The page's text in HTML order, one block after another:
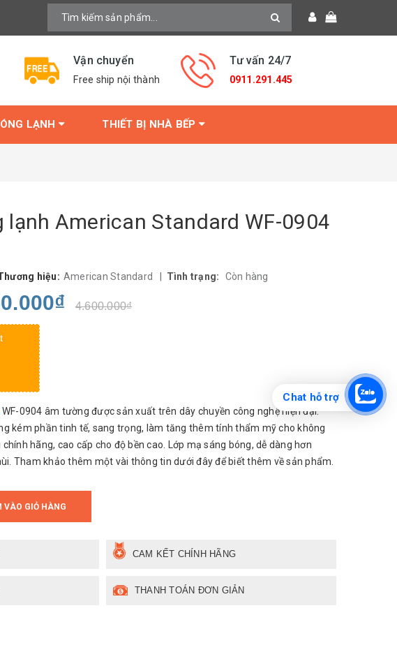
Vận chuyển
Free ship nội thành
Tư vấn 24/7
0911.291.445
LẠNH THIẾT BỊ NHÀ BẾP
lạnh American Standard WF-0904
hiệu: American Standard Tình trạng: Còn hàng
4.600.000₫
WF-0904 âm tường được sản xuất trên dây chuyền công nghệ hiện đại.
kém phần tinh tế, sang trọng, làm tăng thêm tính thẩm mỹ cho không
hãng, cao cấp cho độ bền cao. Lớp mạ sáng bóng, dễ dàng hơn
Tham khảo thêm một vài thông tin dưới đây để biết thêm về sản phẩm.
VÀO GIỎ HÀNG
CAM KẾT CHÍNH HÃNG
THANH TOÁN ĐƠN GIẢN
Chat hỗ trợ